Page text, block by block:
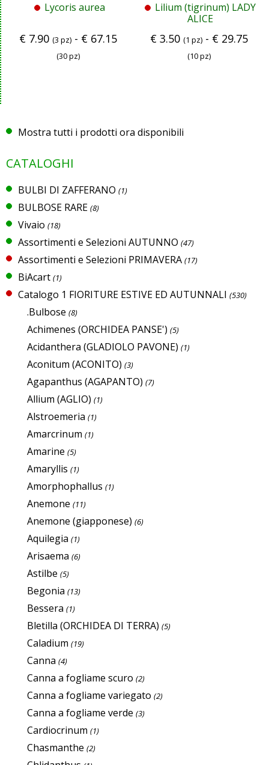
Lycoris aurea
€ 7.90 (3 pz) - € 67.15
(30 pz)
Lilium (tigrinum) LADY
ALICE
€3.50 (1 pz)- €29.75
(10 pz)
Mostra tutti i prodotti ora disponibili
CATALOGHI
BULBI DI ZAFFERANO (1)
BULBOSE RARE (8)
Vivaio (18)
Assortimenti e Selezioni AUTUNNO (47)
Assortimenti e Selezioni PRIMAVERA (17)
BiAcart (1)
Catalogo 1 FIORITURE ESTIVE ED AUTUNNALI (530)
.Bulbose (8)
Achimenes (ORCHIDEA PANSE') (5)
Acidanthera (GLADIOLO PAVONE) (1)
Aconitum (ACONITO) (3)
Agapanthus (AGAPANTO) (7)
Allium (AGLIO) (1)
Alstroemeria (1)
Amarcrinum (1)
Amarine (5)
Amaryllis (1)
Amorphophallus (1)
Anemone (11)
Anemone (giapponese) (6)
Aquilegia (1)
Arisaema (6)
Astilbe (5)
Begonia (13)
Bessera (1)
Bletilla (ORCHIDEA DI TERRA) (5)
Caladium (19)
Canna (4)
Canna a fogliame scuro (2)
Canna a fogliame variegato (2)
Canna a fogliame verde (3)
Cardiocrinum (1)
Chasmanthe (2)